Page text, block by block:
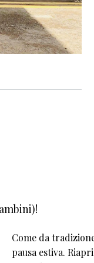
Come da
pausa estiva.